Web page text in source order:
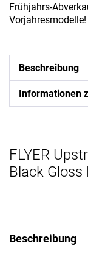
Frühjahrs-
Vorjahresmodelle!
Beschreibung
Informationen
FLYER
Black Gloss
Beschreibung